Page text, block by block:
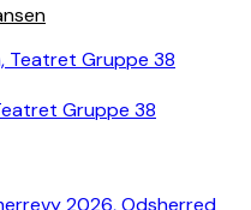
Gruppe 38